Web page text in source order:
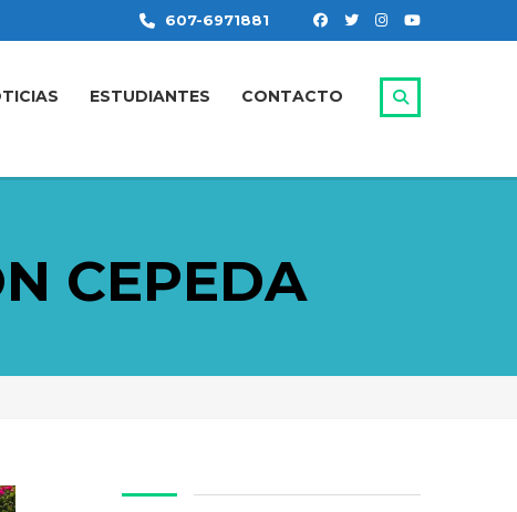
607-6971881
ESTUDIANTES CONTACTO
CEPEDA